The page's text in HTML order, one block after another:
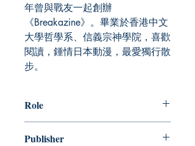
年曾與戰友一起創辦
《Breakazine》。畢業於香港中文
大學哲學系、信義宗神學院，喜歡
閱讀，鍾情日本動漫，最愛獨行散
步。
Role
Publisher